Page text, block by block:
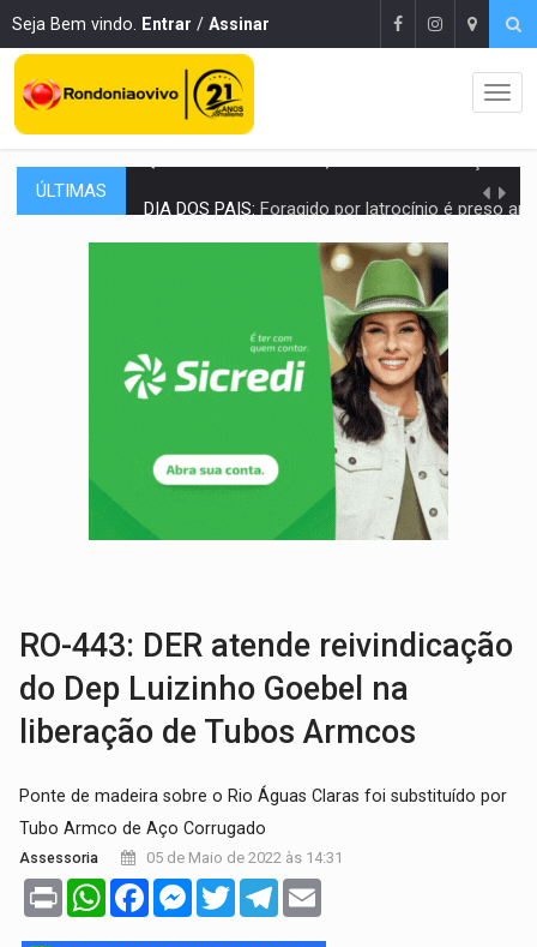
Seja Bem vindo. Entrar / Assinar
ÚLTIMAS Foragido por latrocínio é preso após levar filho de dois anos
PECHINCHA:STJ decide que prefeitura não deve indenizar comprador
Motorista causa grave acidente com HR-V e
Falso vendedor de salgados é preso por tráfico de drogas
BATATA-DOCE E FRANGO:Faça esse escondidinho e me
Desmate da Amazônia corta chuvas no Sul e ameaça
Anvisa libera venda de medicamentos pela Shopee, mas
MAIS RIGOR: Nova lei endurece punição por abuso sexual contra
RO-443: DER atende reivindicação
do Dep Luizinho Goebel na
liberação de Tubos Armcos
Ponte de madeira sobre o Rio Águas Claras foi substituído por
Tubo Armco de Aço Corrugado
Assessoria 05 de Maio de 2022 às 14:31
Print WhatsAppFacebookMessenger
TwitterTelegram